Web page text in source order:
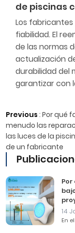
de piscinas
Los
fiabilidad. El
de las normas
actualización
durabilidad del
garantizar con
Previous : Por qué
menudo las
las luces de la
de un fabricante
Por
14
En